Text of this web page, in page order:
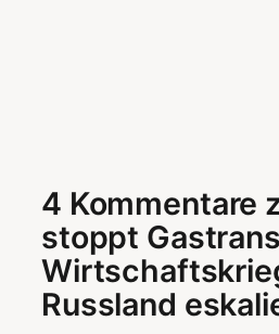
4 Kommentare
stoppt
Russland